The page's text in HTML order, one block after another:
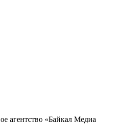
агентство «Байкал Медиа